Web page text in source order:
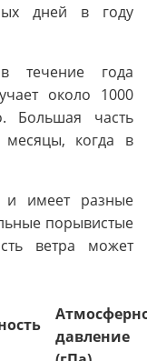
дней в году
течение года
около 1000
Большая часть
месяцы, когда в
и имеет разные
порывистые
ветра может
давление